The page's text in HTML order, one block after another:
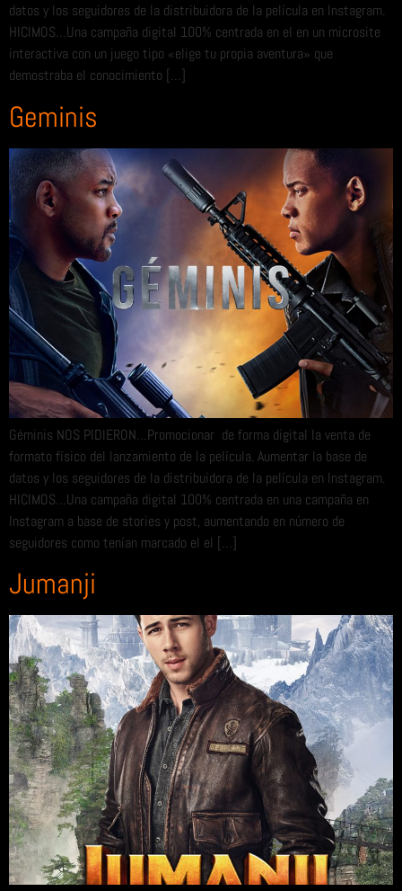
datos y los seguidores de la distribuidora de la película en Instagram.
HICIMOS…Una campaña digital 100% centrada en el en un microsite
interactiva con un juego tipo «elige tu propia aventura» que
demostraba el conocimiento […]
Geminis
Géminis NOS PIDIERON…Promocionar de forma digital la venta de
formato físico del lanzamiento de la película. Aumentar la base de
datos y los seguidores de la distribuidora de la película en Instagram.
HICIMOS…Una campaña digital 100% centrada en una campaña en
Instagram a base de stories y post, aumentando en número de
seguidores como tenían marcado el el […]
Jumanji